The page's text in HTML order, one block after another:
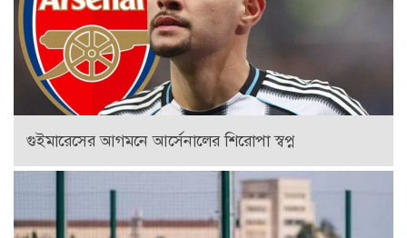
গুইমারেসের আগমনে আর্সেনালের শিরোপা স্বপ্ন